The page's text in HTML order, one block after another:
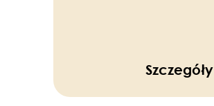
Szczegóły